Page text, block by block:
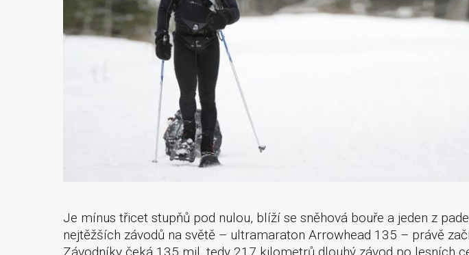
Je mínus třicet stupňů pod nulou, blíží se sněhová bouře a jeden z
nejtěžších závodů na světě – ultramaraton Arrowhead 135 – právě